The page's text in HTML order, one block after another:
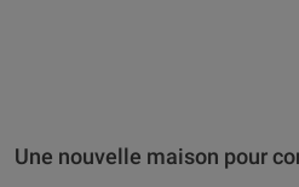
Une nouvelle maison pour